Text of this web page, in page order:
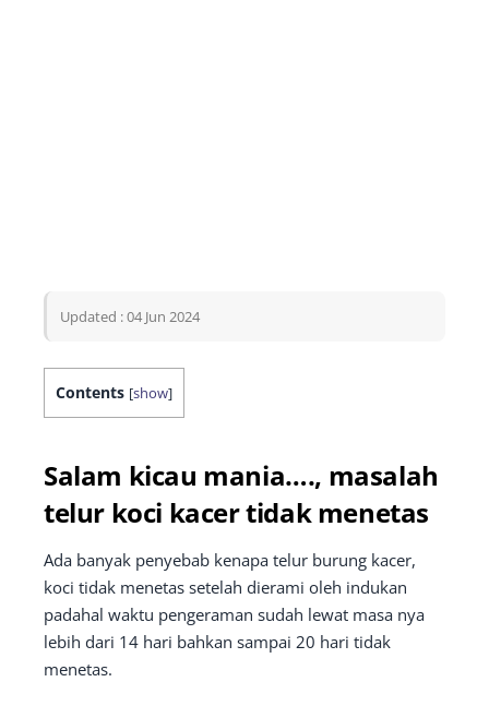
Updated : 04 Jun 2024
Contents [show]
Salam kicau mania…., masalah
telur koci kacer tidak menetas
Ada banyak penyebab kenapa telur burung kacer,
koci tidak menetas setelah dierami oleh indukan
padahal waktu pengeraman sudah lewat masa nya
lebih dari 14 hari bahkan sampai 20 hari tidak
menetas.